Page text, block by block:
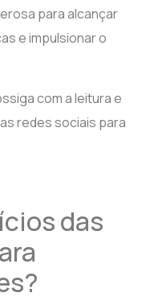
para alcançar
e impulsionar o
com a leitura e
redes sociais para
das